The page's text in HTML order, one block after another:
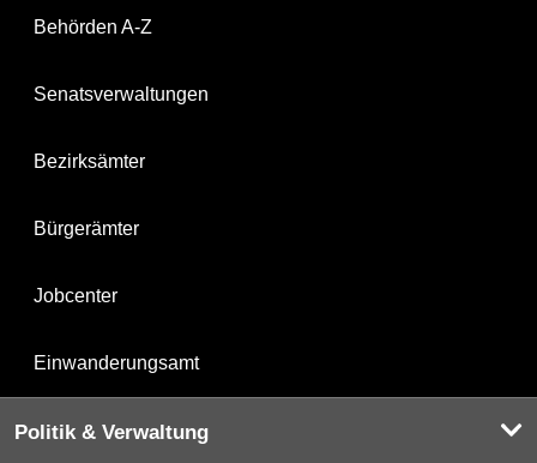
Behörden A-Z
Senatsverwaltungen
Bezirksämter
Bürgerämter
Jobcenter
Einwanderungsamt
Politik & Verwaltung